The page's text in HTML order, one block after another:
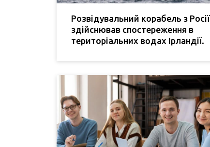
Розвідувальний корабель з Росії
здійснював спостереження в
територіальних водах Ірландії.